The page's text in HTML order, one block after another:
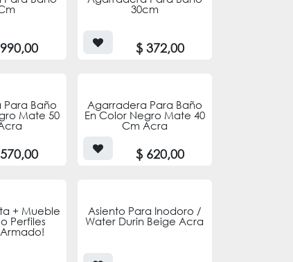
990,00
30cm
$372,00
Baño
Mate 50
570,00
Agarradera Para Baño
En Color Negro Mate 40
Cm Acra
$ 620,00
+ Mueble
Perfiles
Asiento Para Inodoro /
Water Durin Beige Acra